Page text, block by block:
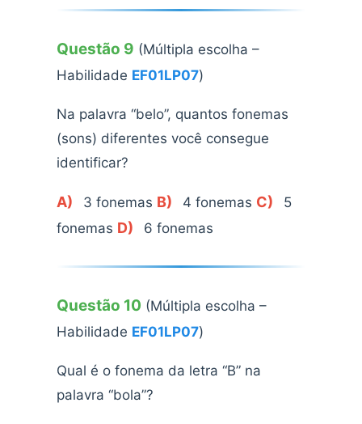
Questão 9 (Múltipla escolha –
Habilidade EF01LP07)
Na palavra “belo”, quantos fonemas
(sons) diferentes você consegue
identificar?
A) 3 fonemas B) 4 fonemas C)
5
fonemas D) 6 fonemas
Questão 10 (Múltipla escolha –
Habilidade EF01LP07)
Qual é o fonema da letra “B” na
palavra “bola”?